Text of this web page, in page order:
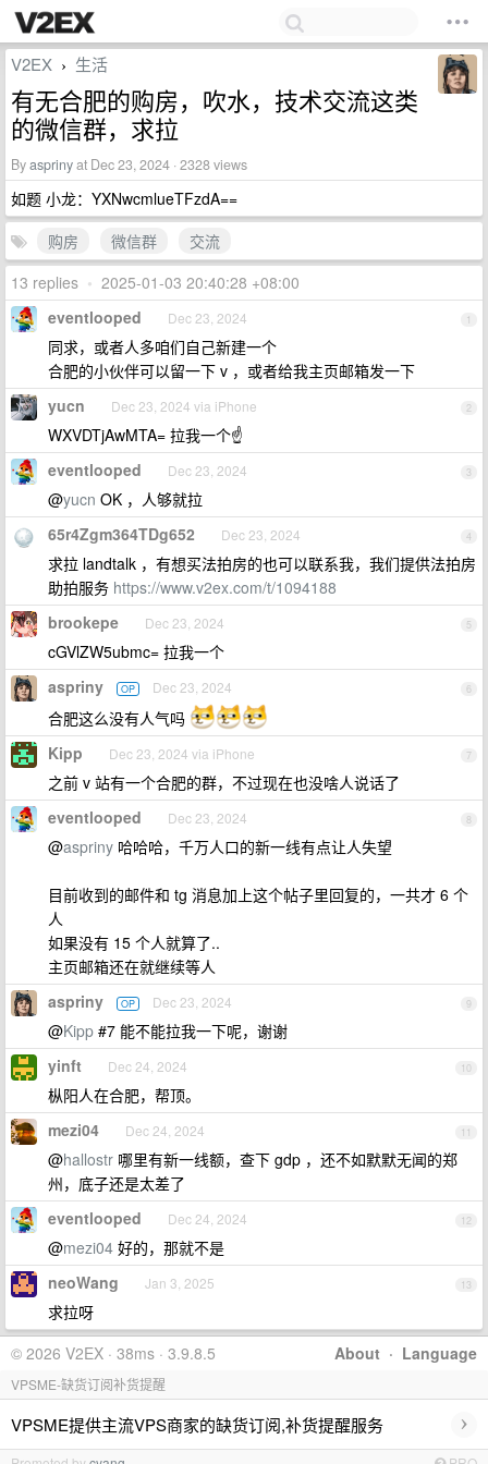
V2EX › 生活
有无合肥的购房，吹水，技术交流这类
的微信群，求拉
Byasprinyat Dec 23, 2024 · 2328 views
如题 小龙：YXNwcmlueTFzdA==
购房
微信群
交流
13 replies • 2025-01-03 20:40:28 +08:00
1
eventlooped Dec 23, 2024
同求，或者人多咱们自己新建一个
合肥的小伙伴可以留一下 v ，或者给我主页邮箱发一下
2
yucn Dec 23, 2024 via iPhone
WXVDTjAwMTA= 拉我一个☝️
3
eventlooped Dec 23, 2024
@yucn OK ，人够就拉
4
65r4Zgm364TDg652 Dec 23, 2024
求拉 landtalk ，有想买法拍房的也可以联系我，我们提供法拍房
助拍服务 https://www.v2ex.com/t/1094188
5
brookepe Dec 23, 2024
cGVlZW5ubmc= 拉我一个
6
aspriny OP Dec 23, 2024
合肥这么没有人气吗
7
Kipp Dec 23, 2024 via iPhone
之前 v 站有一个合肥的群，不过现在也没啥人说话了
8
eventlooped Dec 23, 2024
@aspriny 哈哈哈，千万人口的新一线有点让人失望
目前收到的邮件和 tg 消息加上这个帖子里回复的，一共才 6 个
人
如果没有 15 个人就算了..
主页邮箱还在就继续等人
9
aspriny OP Dec 23, 2024
@Kipp #7 能不能拉我一下呢，谢谢
10
yinft Dec 24, 2024
枞阳人在合肥，帮顶。
11
mezi04 Dec 24, 2024
@hallostr 哪里有新一线额，查下 gdp ，还不如默默无闻的郑
州，底子还是太差了
12
eventlooped Dec 24, 2024
@mezi04 好的，那就不是
13
neoWang Jan 3, 2025
求拉呀
About · Language
© 2026 V2EX · 38ms · 3.9.8.5
VPSME-缺货订阅补货提醒
VPSME提供主流VPS商家的缺货订阅,补货提醒服务 ›